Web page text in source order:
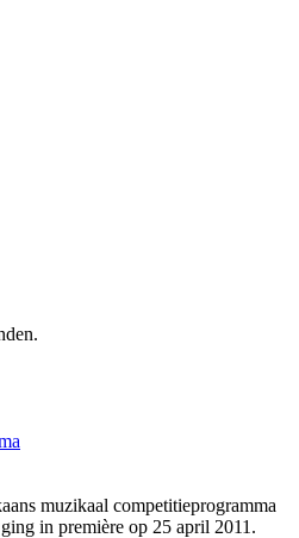
muzikaal competitieprogramma
in première op 25 april 2011.